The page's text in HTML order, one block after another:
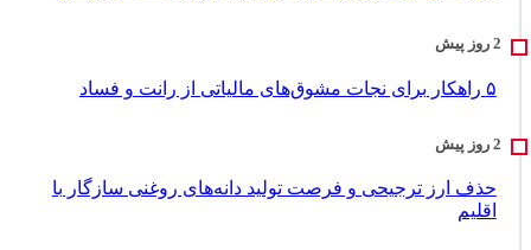
۵ راهکار برای نجات مشوق‌های مالیاتی از رانت و فساد
حذف ارز ترجیحی و فرصت تولید دانه‌های روغنی سازگار با
اقلیم